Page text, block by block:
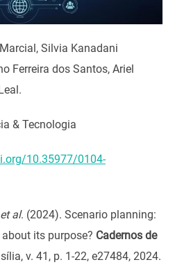
Silvia Kanadani
Ferreira dos Santos, Ariel
& Tecnologia
10.35977/0104-
et al. (2024). Scenario planning:
its purpose? Cadernos de
v. 41, p. 1-22, e27484, 2024.